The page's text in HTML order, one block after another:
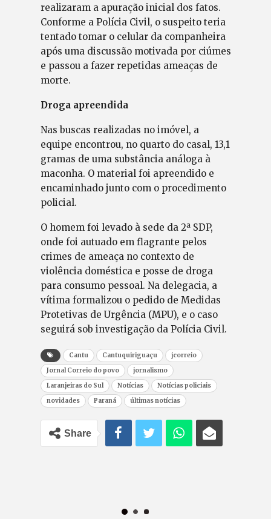
realizaram a apuração inicial dos fatos.
Conforme a Polícia Civil, o suspeito teria
tentado tomar o celular da companheira
após uma discussão motivada por ciúmes
e passou a fazer repetidas ameaças de
morte.
Droga apreendida
Nas buscas realizadas no imóvel, a
equipe encontrou, no quarto do casal, 13,1
gramas de uma substância análoga à
maconha. O material foi apreendido e
encaminhado junto com o procedimento
policial.
O homem foi levado à sede da 2ª SDP,
onde foi autuado em flagrante pelos
crimes de ameaça no contexto de
violência doméstica e posse de droga
para consumo pessoal. Na delegacia, a
vítima formalizou o pedido de Medidas
Protetivas de Urgência (MPU), e o caso
seguirá sob investigação da Polícia Civil.
Cantu Cantuquiriguaçu
jcorreio
Jornal Correio do povo
jornalismo
Laranjeiras do Sul
Notícias
Notícias policiais
novidades
Paraná últimas notícias
Share